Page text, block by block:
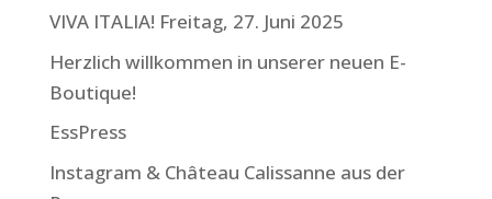
VIVA ITALIA! Freitag, 27. Juni 2025
Herzlich willkommen in unserer neuen E-
Boutique!
EssPress
Instagram & Château Calissanne aus der